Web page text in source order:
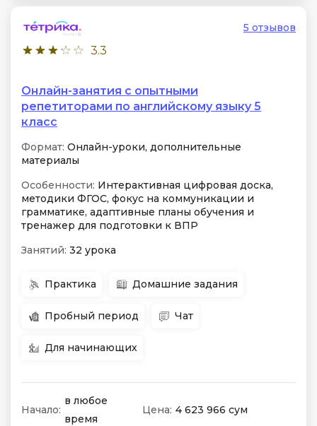
3.3
5 отзывов
Онлайн-занятия с опытными
репетиторами по английскому языку 5
класс
Формат: Онлайн-уроки, дополнительные
материалы
Особенности: Интерактивная цифровая доска,
методики ФГОС, фокус на коммуникации и
грамматике, адаптивные планы обучения и
тренажер для подготовки к ВПР
Занятий: 32 урока
Практика Домашние задания
Пробный период Чат
Для начинающих
Начало:
в любое
время
Цена: 4 623 966 сум